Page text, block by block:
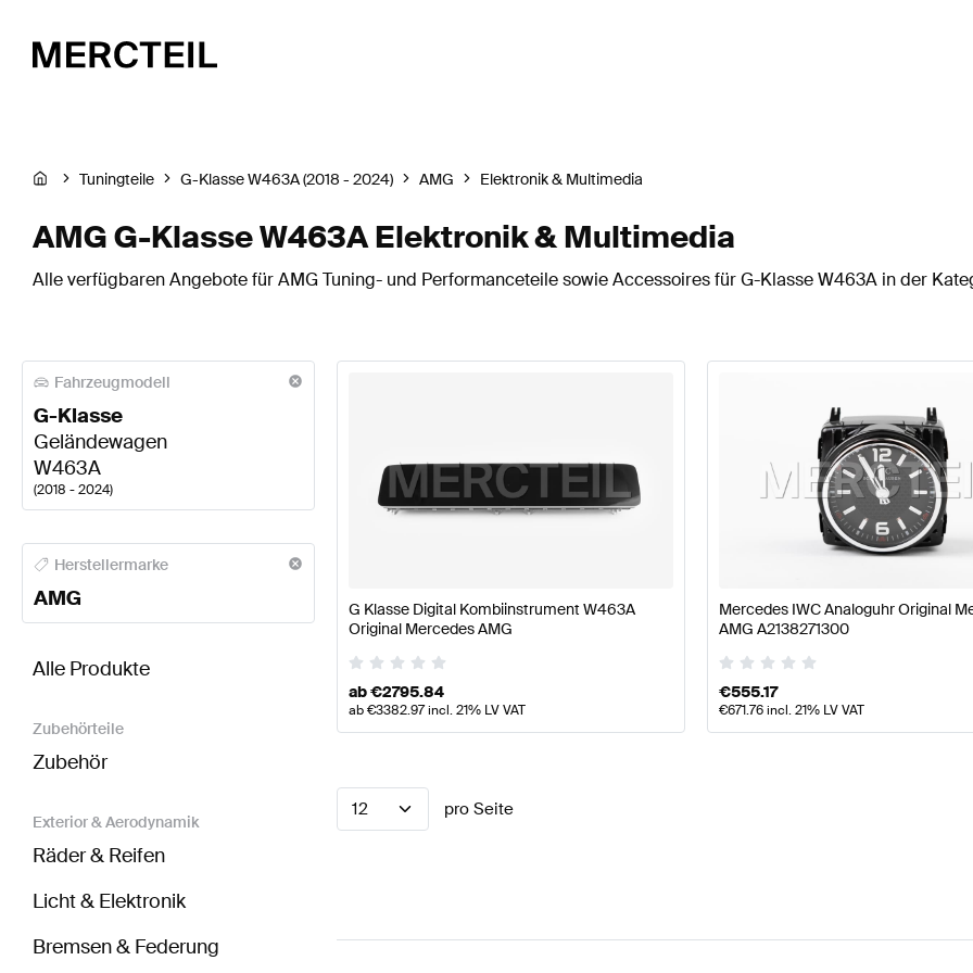
Tuningteile G-Klasse W463A (2018 - 2024) AMG Elektronik & Multimedia
AMG G-Klasse W463A Elektronik & Multimedia
Alle verfügbaren Angebote für AMG Tuning- und Performanceteile sowie Accessoires für G-Klasse W463A in der
Fahrzeugmodell
G-Klasse
Geländewagen
W463A
(2018 - 2024)
AMG A-Klasse Elektronik & Multimedia AMG A-Klasse W177 Modellpflege Elektronik & MultimediaAMG A-
Herstellermarke
AMG
BRABUS G-Klasse W463A Elektronik & Multimedia
Alle Produkte
Zubehörteile
Zubehör
Exterior & Aerodynamik
Räder & Reifen
Licht & Elektronik
Bremsen & Federung
G Klasse Digital Kombiinstrument W463A
Original Mercedes AMG
ab€2795.84
ab€3382.97incl. 21% LV VAT
Mercedes IWC Analoguhr Original
AMG A2138271300
€555.17
€671.76incl. 21% LV VAT
12 pro Seite